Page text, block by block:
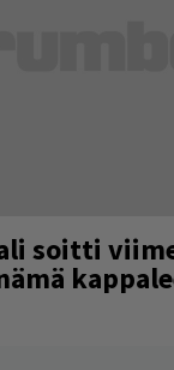
soitti